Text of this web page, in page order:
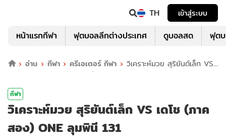
TH เข้าสู่ระบบ
หน้าแรกกีฬา ฟุตบอลลีกต่างประเทศ ดูบอลสด ฟุต
อ่าน กีฬา ครีเอเตอร์ กีฬา
วิเคราะห์มวย สุริยันต์เล็ก VS
เดโช (ภาคสอง) ONE ลุมพินี 131
กีฬา
วิเคราะห์มวย สุริยันต์เล็ก VS เดโช (ภาค
สอง) ONE ลุมพินี 131